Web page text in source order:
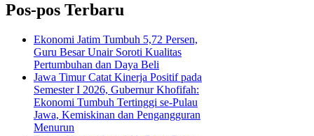
Pos-pos Terbaru
Ekonomi Jatim Tumbuh 5,72 Persen,
Guru Besar Unair Soroti Kualitas
Pertumbuhan dan Daya Beli
Jawa Timur Catat Kinerja Positif pada
Semester I 2026, Gubernur Khofifah:
Ekonomi Tumbuh Tertinggi se-Pulau
Jawa, Kemiskinan dan Pengangguran
Menurun